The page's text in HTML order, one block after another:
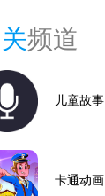
频道
儿童故事
卡通动画